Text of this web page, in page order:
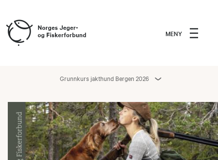
MENY
Grunnkurs jakthund Bergen 2026